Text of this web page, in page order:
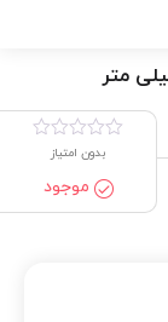
بدون امتیاز
موجود